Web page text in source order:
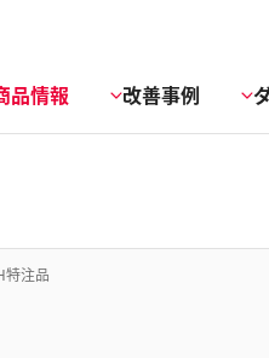
品情報 改善事例
特注品